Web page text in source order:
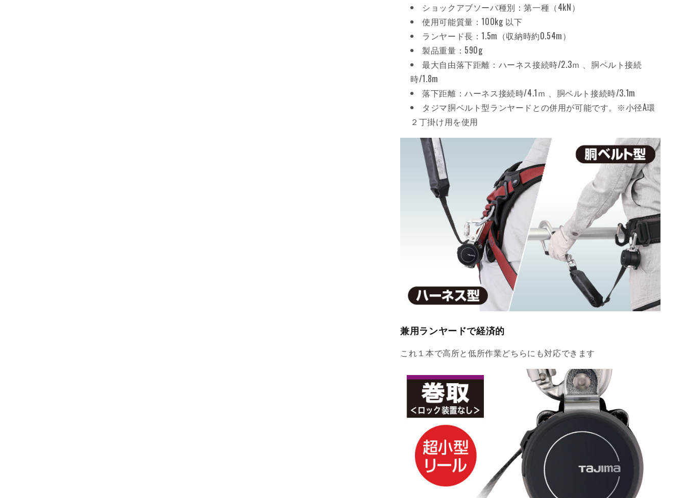
ショックアブソーバ種別：第一種（4kN）
使用可能質量：100kg 以下
ランヤード長：1.5m（収納時約0.54m）
製品重量：590g
最大自由落下距離：ハーネス接続時/2.3ｍ 、胴ベルト接続
時/1.8m
落下距離：ハーネス接続時/4.1ｍ 、胴ベルト接続時/3.1m
タジマ胴ベルト型ランヤードとの併用が可能です。※小径A環
２丁掛け用を使用
兼用ランヤードで経済的
これ１本で高所と低所作業どちらにも対応できます